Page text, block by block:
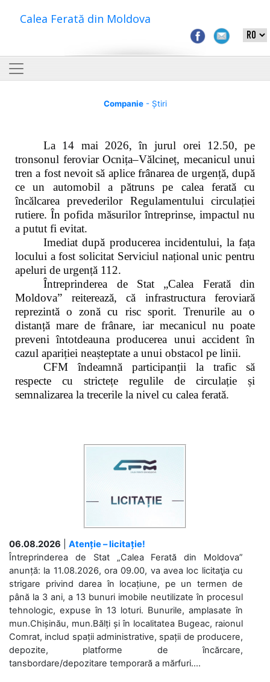
Calea Ferată din Moldova
Companie- Știri
La 14 mai 2026, în jurul orei 12.50, pe
tronsonul feroviar Ocnița–Vălcineț, mecanicul unui
tren a fost nevoit să aplice frânarea de urgență, după
ce un automobil a pătruns pe calea ferată cu
încălcarea prevederilor Regulamentului circulației
rutiere. În pofida măsurilor întreprinse, impactul nu
a putut fi evitat.
Imediat după producerea incidentului, la fața
locului a fost solicitat Serviciul național unic pentru
apeluri de urgență 112.
Întreprinderea de Stat „Calea Ferată din
Moldova” reiterează, că infrastructura feroviară
reprezintă o zonă cu risc sporit. Trenurile au o
distanță mare de frânare, iar mecanicul nu poate
preveni întotdeauna producerea unui accident în
cazul apariției neașteptate a unui obstacol pe linii.
CFM îndeamnă participanții la trafic să
respecte cu strictețe regulile de circulație și
semnalizarea la trecerile la nivel cu calea ferată.
06.08.2026
Atenție – licitație!
Întreprinderea de Stat „Calea Ferată din Moldova”
anunță: la 11.08.2026, ora 09.00, va avea loc licitaţia cu
strigare privind darea în locațiune, pe un termen de
până la 3 ani, a 13 bunuri imobile neutilizate în procesul
tehnologic, expuse în 13 loturi. Bunurile, amplasate în
mun.Chișinău, mun.Bălți și în localitatea Bugeac, raionul
Comrat, includ spații administrative, spații de producere,
depozite, platforme de încărcare,
tansbordare/depozitare temporară a mărfuri....